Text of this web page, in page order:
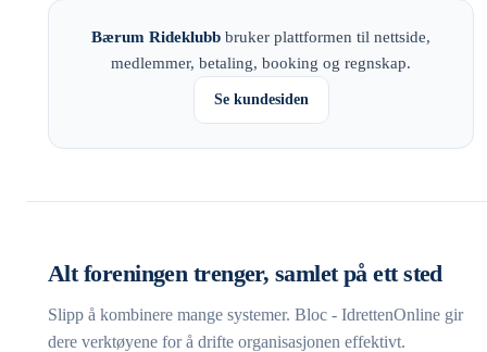
Bærum Rideklubb bruker plattformen til nettside,
medlemmer, betaling, booking og regnskap.
Se kundesiden
Alt foreningen trenger, samlet på ett sted
Slipp å kombinere mange systemer. Bloc - IdrettenOnline gir
dere verktøyene for å drifte organisasjonen effektivt.